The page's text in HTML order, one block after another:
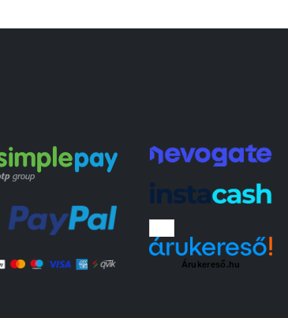
Árukereső.hu